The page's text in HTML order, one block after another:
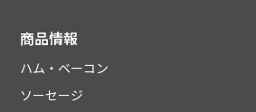
商品情報
ハム・ベーコン
ソーセージ